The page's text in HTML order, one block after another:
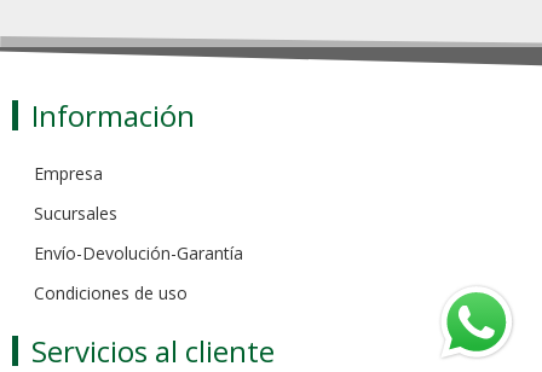
Información
Empresa
Sucursales
Envío-Devolución-Garantía
Condiciones de uso
Servicios al cliente